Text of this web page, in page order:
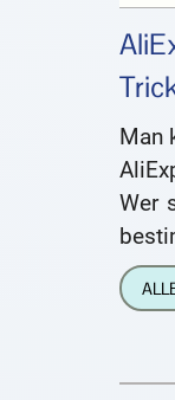
Man
Wer